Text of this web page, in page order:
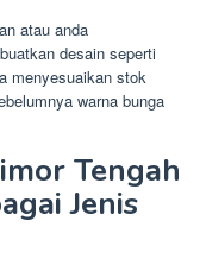
atau anda
desain seperti
menyesuaikan stok
warna bunga
Tengah
Jenis